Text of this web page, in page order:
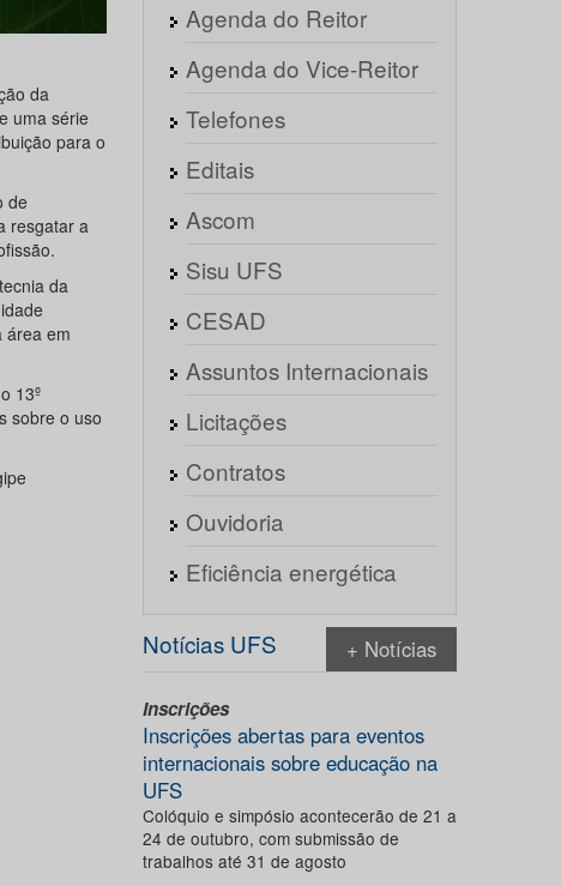
da
uma série
para o
de
resgatar a
da
área em
13º
sobre o uso
Agenda do Reitor
Agenda do Vice-Reitor
Telefones
Editais
Ascom
Sisu UFS
CESAD
Assuntos Internacionais
Licitações
Contratos
Ouvidoria
Eficiência energética
Notícias UFS + Notícias
Inscrições
Inscrições abertas para eventos
internacionais sobre educação na
UFS
Colóquio e simpósio acontecerão de 21 a
24 de outubro, com submissão de
trabalhos até 31 de agosto